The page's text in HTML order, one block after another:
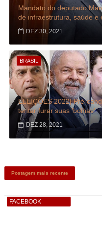
Mandato do deputado
de infraestrutura, saúde e
DEZ 30, 2021
BRASIL
ELEIÇÕES 2022| Pré-
tentar furar suas 'bolhas'
DEZ 28, 2021
Postagem mais recente
FACEBOOK